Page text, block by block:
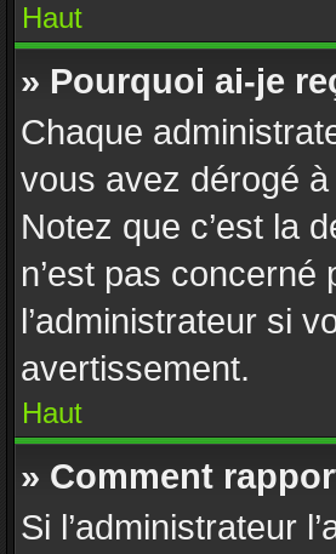
Haut
» Pourquoi ai-je
Chaque
vous avez dérogé
Notez que c’est la
n’est pas
l’administrateur si
avertissement.
Haut
» Comment
Si l’administrateur